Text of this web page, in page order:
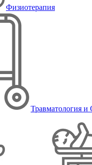
Физиотерапия
Травматология и